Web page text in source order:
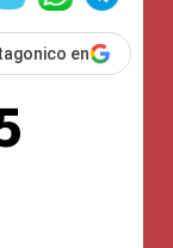
en